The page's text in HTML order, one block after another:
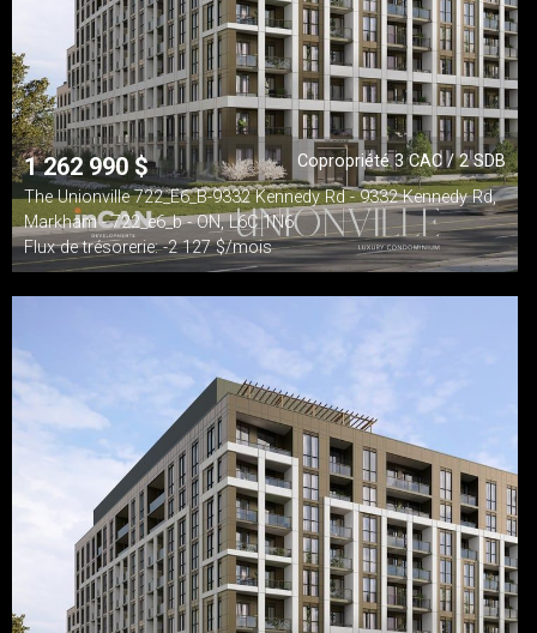
1 262 990 $
Copropriété 3 CAC / 2 SDB
The Unionville 722_E6_B-9332 Kennedy Rd - 9332 Kennedy Rd,
Markham - 722_e6_b - ON, L6C 1N6
Flux de trésorerie: -2 127 $/mois